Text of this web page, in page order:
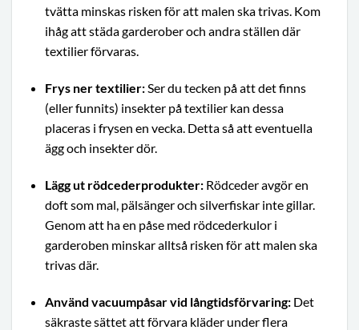
tvätta minskas risken för att malen ska trivas. Kom
ihåg att städa garderober och andra ställen där
textilier förvaras.
Frys ner textilier:Ser du tecken på att det finns
(eller funnits) insekter på textilier kan dessa
placeras i frysen en vecka. Detta så att eventuella
ägg och insekter dör.
Lägg ut rödcederprodukter: Rödceder avgör en
doft som mal, pälsänger och silverfiskar inte gillar.
Genom att ha en påse med rödcederkulor i
garderoben minskar alltså risken för att malen ska
trivas där.
Använd vacuumpåsar vid långtidsförvaring: Det
säkraste sättet att förvara kläder under flera